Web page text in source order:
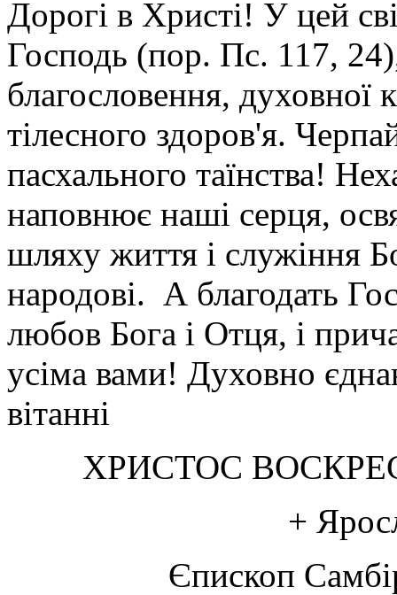
Дорогі в Христі! У цей
Господь (пор. Пс. 117,
благословення, духовної
тілесного здоров'я.
пасхального таїнства!
наповнює наші серця,
шляху життя і служіння
народові. А благодать
любов Бога і Отця, і
усіма вами! Духовно
вітанні
ХРИСТОС
+
Єпископ